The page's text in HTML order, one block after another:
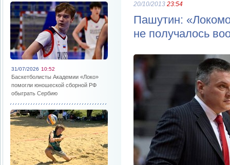
31/07/2026 10:52
Баскетболисты Академии «Локо»
помогли юношеской сборной РФ
обыграть Сербию
20/10/2013 23:54
Пашутин:
не получалось